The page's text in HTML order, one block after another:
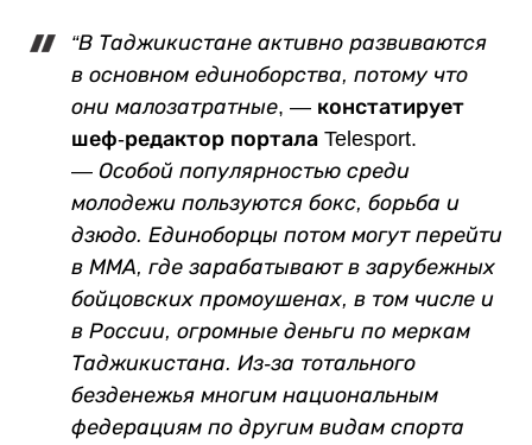
“В Таджикистане активно развиваются
в основном единоборства, потому что
они малозатратные, — констатирует
шеф-редактор портала Telesport.
— Особой популярностью среди
молодежи пользуются бокс, борьба и
дзюдо. Единоборцы потом могут перейти
в ММА, где зарабатывают в зарубежных
бойцовских промоушенах, в том числе и
в России, огромные деньги по меркам
Таджикистана. Из-за тотального
безденежья многим национальным
федерациям по другим видам спорта